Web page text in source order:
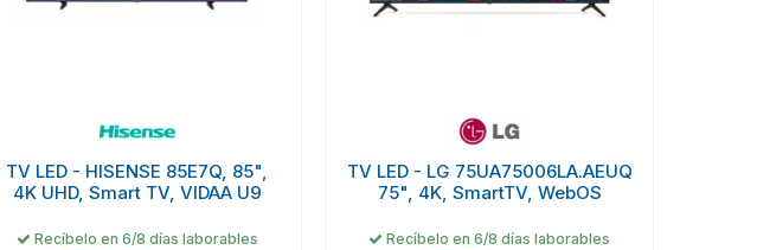
TV LED - HISENSE 85E7Q, 85",
4K UHD, Smart TV, VIDAA U9
Recíbelo en 6/8 días laborables
TV LED - LG 75UA75006LA.AEUQ
75", 4K, SmartTV, WebOS
Recíbelo en 6/8 días laborables